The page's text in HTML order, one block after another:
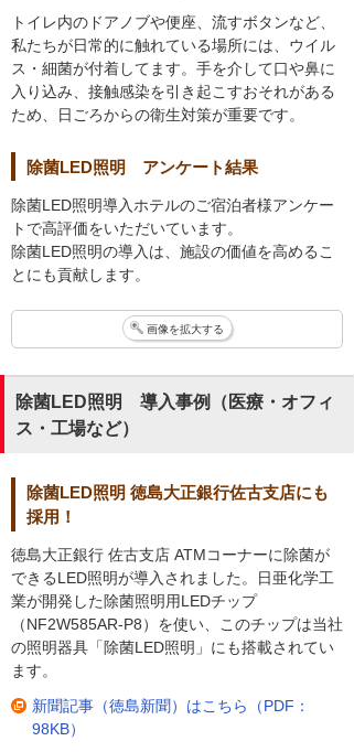
トイレ内のドアノブや便座、流すボタンなど、
私たちが日常的に触れている場所には、ウイル
ス・細菌が付着してます。手を介して口や鼻に
入り込み、接触感染を引き起こすおそれがある
ため、日ごろからの衛生対策が重要です。
除菌LED照明 アンケート結果
除菌LED照明導入ホテルのご宿泊者様アンケー
トで高評価をいただいています。
除菌LED照明の導入は、施設の価値を高めるこ
とにも貢献します。
画像を拡大する
除菌LED照明 導入事例（医療・オフィ
ス・工場など）
除菌LED照明 徳島大正銀行佐古支店にも
採用！
徳島大正銀行 佐古支店 ATMコーナーに除菌が
できるLED照明が導入されました。日亜化学工
業が開発した除菌照明用LEDチップ
（NF2W585AR-P8）を使い、このチップは当社
の照明器具「除菌LED照明」にも搭載されてい
ます。
新聞記事（徳島新聞）はこちら（PDF：
98KB）